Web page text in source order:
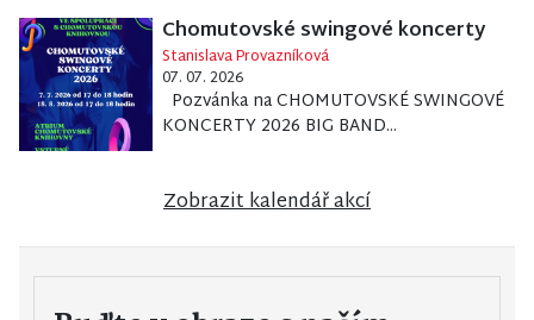
Chomutovské swingové koncerty
Stanislava Provazníková
07. 07. 2026
Pozvánka na CHOMUTOVSKÉ SWINGOVÉ
KONCERTY 2026 BIG BAND...
Zobrazit kalendář akcí